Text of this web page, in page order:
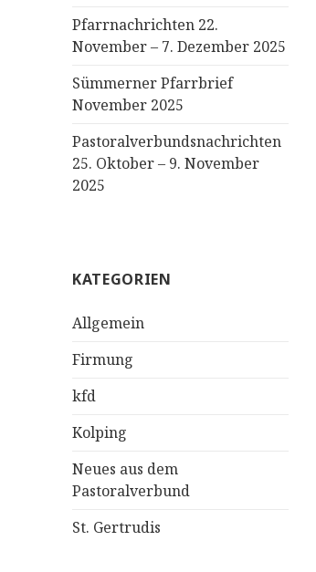
Pfarrnachrichten 22.
November – 7. Dezember 2025
Sümmerner Pfarrbrief
November 2025
Pastoralverbundsnachrichten
25. Oktober – 9. November
2025
KATEGORIEN
Allgemein
Firmung
kfd
Kolping
Neues aus dem
Pastoralverbund
St. Gertrudis